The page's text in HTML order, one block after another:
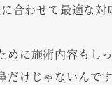
合わせて最適な
に施術内容もし
だけじゃないんで